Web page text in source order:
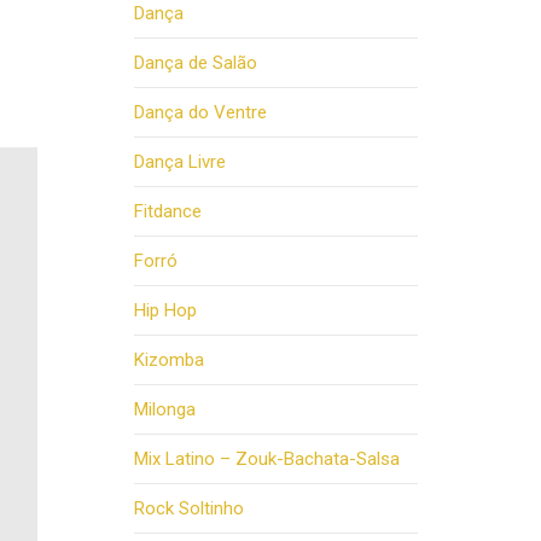
Dança
Dança de Salão
Dança do Ventre
Dança Livre
Fitdance
Forró
Hip Hop
Kizomba
Milonga
Mix Latino – Zouk-Bachata-Salsa
Rock Soltinho